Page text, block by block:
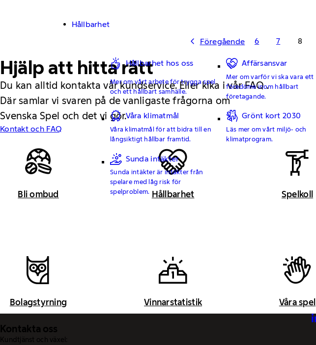
Hållbarhet
Hållbarhet hos oss
Mer om vårt arbete för trygga spel
och ett hållbart samhälle.
Affärsansvar
Mer om varför vi ska vara ett
föredöme inom hållbart
företagande.
Våra klimatmål
Våra klimatmål för att bidra till en
långsiktigt hållbar framtid.
Grönt kort 2030
Läs mer om vårt miljö- och
klimatprogram.
Sunda intäkter
Sunda intäkter är intäkter från
spelare med låg risk för
spelproblem.
Föregående 6 7 8
Hjälp att hitta rätt
Du kan alltid kontakta vår kundservice. Eller kika i vår FAQ .
Där samlar vi svaren på de vanligaste frågorna om
Svenska Spel och det vi gör.
Kontakt och FAQ
Bli ombud Hållbarhet Spelkoll
Bolagstyrning Vinnarstatistik Våra spel
Kontakta oss
Kundtjänst och växel: